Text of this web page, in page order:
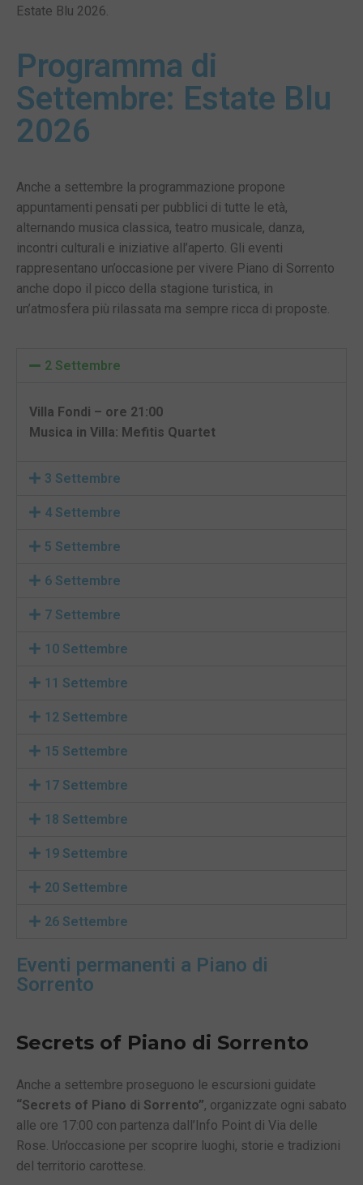
Estate Blu 2026.
Programma di
Settembre: Estate Blu
2026
Anche a settembre la programmazione propone
appuntamenti pensati per pubblici di tutte le età,
alternando musica classica, teatro musicale, danza,
incontri culturali e iniziative all’aperto. Gli eventi
rappresentano un’occasione per vivere Piano di Sorrento
anche dopo il picco della stagione turistica, in
un’atmosfera più rilassata ma sempre ricca di proposte.
2 Settembre
Villa Fondi – ore 21:00
Musica in Villa: Mefitis Quartet
3 Settembre
4 Settembre
5 Settembre
6 Settembre
7 Settembre
10 Settembre
11 Settembre
12 Settembre
15 Settembre
17 Settembre
18 Settembre
19 Settembre
20 Settembre
26 Settembre
Eventi permanenti a Piano di
Sorrento
Secrets of Piano di Sorrento
Anche a settembre proseguono le escursioni guidate
“Secrets of Piano di Sorrento”, organizzate ogni sabato
alle ore 17:00 con partenza dall’Info Point di Via delle
Rose. Un’occasione per scoprire luoghi, storie e tradizioni
del territorio carottese.